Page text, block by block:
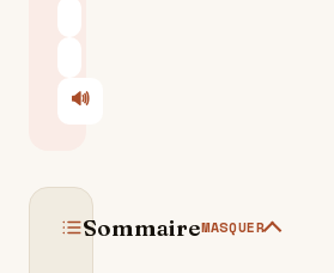
Perplexity
Le Chat
🔊
Écouter
SommaireMASQUER